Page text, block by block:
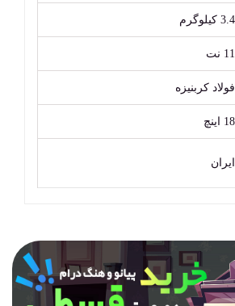
3.4 کیلوگرم
11 نت
فولاد کربنیزه
18 اینچ
ایران